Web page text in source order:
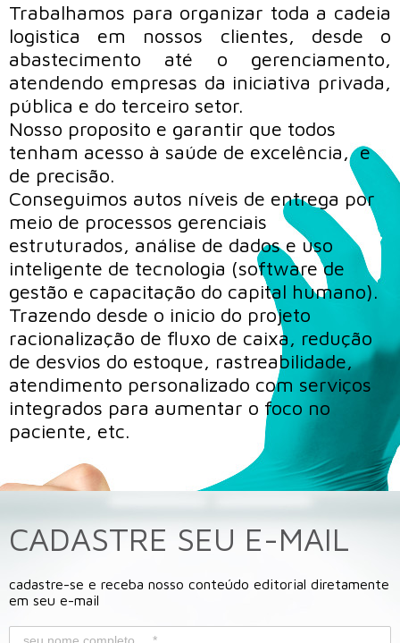
Trabalhamos para organizar toda a cadeia
logistica em nossos clientes, desde o
abastecimento até o gerenciamento,
atendendo empresas da iniciativa privada,
pública e do terceiro setor.
Nosso proposito e garantir que todos
tenham acesso à saúde de excelência, e
de precisão.
Conseguimos autos níveis de entrega por
meio de processos gerenciais
estruturados, análise de dados e uso
inteligente de tecnologia (software de
gestão e capacitação do capital humano).
Trazendo desde o inicio do projeto
racionalização de fluxo de caixa, redução
de desvios do estoque, rastreabilidade,
atendimento personalizado com serviços
integrados para aumentar o foco no
paciente, etc.
CADASTRE SEU E-MAIL
cadastre-se e receba nosso conteúdo editorial diretamente
em seu e-mail